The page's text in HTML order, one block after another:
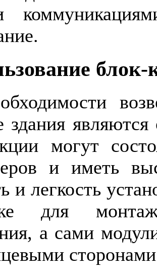
здания
могут
и иметь
и легкость
для
а сами